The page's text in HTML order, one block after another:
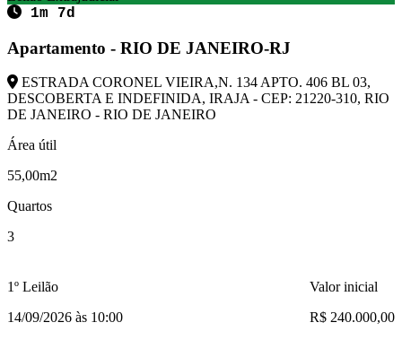
1m 7d
Apartamento - RIO DE JANEIRO-RJ
ESTRADA CORONEL VIEIRA,N. 134 APTO. 406 BL 03,
DESCOBERTA E INDEFINIDA, IRAJA - CEP: 21220-310, RIO
DE JANEIRO - RIO DE JANEIRO
Área útil
55,00m2
Quartos
3
1º Leilão
14/09/2026 às 10:00
Valor inicial
R$ 240.000,00